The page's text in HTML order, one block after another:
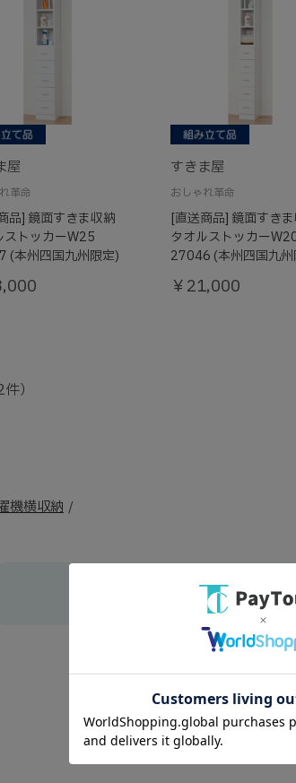
屋
革命
品] 鏡面すきま収納
ストッカーW25
(本州四国九州限定)
すきま屋
おしゃれ革命
[直送商品] 鏡面すき
タオルストッカー
27046 (本州四国九州
￥21,000
）
機横収納 /